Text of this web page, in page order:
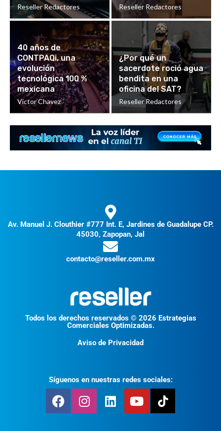
Reseller Redactores Reseller Redactores
40 años de
CONTPAQi, una
evolución
tecnológica 100 %
mexicana
Victor Chavez
¿Por qué un
sacerdote roció agua
bendita en una
oficina del SAT?
Reseller Redactores
Av. Manuel J. Clouthier #777 Int. E, Jardines de Guadalupe CP.
45030, Zapopan, Jal
contacto@reseller.com.mx
Todos los derechos reservados © 2026 Estrategias
Comerciales Optimizadas.
Aviso de Privacidad
Síguenos en nuestras redes sociales: